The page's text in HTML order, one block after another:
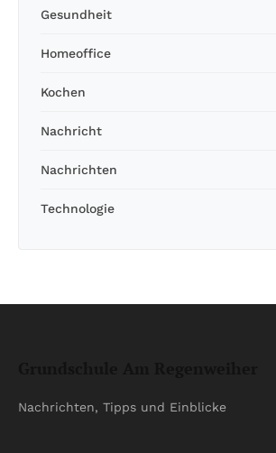
Gesundheit
Homeoffice
Kochen
Nachricht
Nachrichten
Technologie
Nachrichten, Tipps und Einblicke